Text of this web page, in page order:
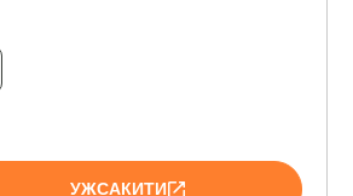
УЖСАКИТИ